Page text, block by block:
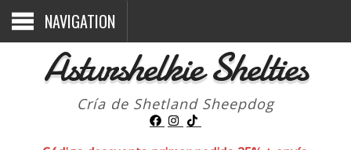
NAVIGATION
Asturshelkie Shelties
Cría de Shetland Sheepdog